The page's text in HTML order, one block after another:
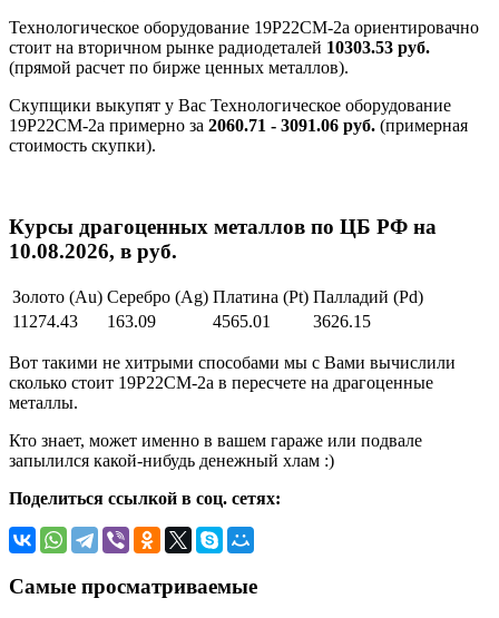
Технологическое оборудование 19Р22СМ-2а ориентировачно
стоит на вторичном рынке радиодеталей 10303.53 руб.
(прямой расчет по бирже ценных металлов).
Скупщики выкупят у Вас Технологическое оборудование
19Р22СМ-2а примерно за 2060.71 - 3091.06 руб. (примерная
стоимость скупки).
Курсы драгоценных металлов по ЦБ РФ на
10.08.2026, в руб.
Золото (Au) Серебро (Ag) Платина (Pt) Палладий (Pd)
11274.43
163.09 4565.01 3626.15
Вот такими не хитрыми способами мы с Вами вычислили
сколько стоит 19Р22СМ-2а в пересчете на драгоценные
металлы.
Кто знает, может именно в вашем гараже или подвале
запылился какой-нибудь денежный хлам :)
Поделиться ссылкой в соц. сетях:
Самые просматриваемые